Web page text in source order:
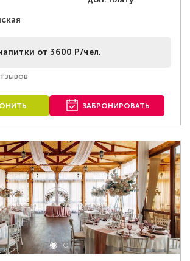
от 3600 Р/чел.
ЗАБРОНИРОВАТЬ